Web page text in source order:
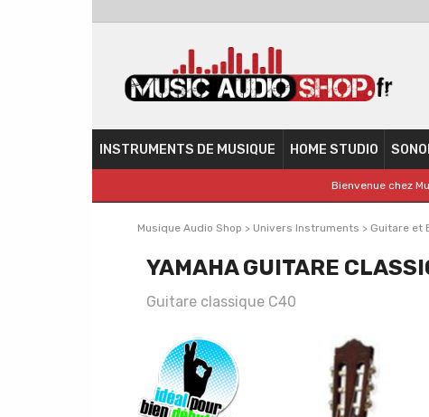
INSTRUMENTS DE MUSIQUE HOME STUDIO
Bienvenue chez
Musique Audio Shop > Univers Instruments > Guitare et
YAMAHA GUITARE
Guitare classique C40